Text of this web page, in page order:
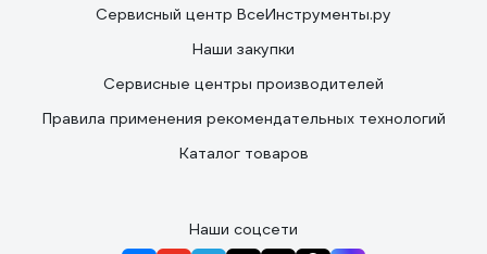
Сервисный центр ВсеИнструменты.ру
Наши закупки
Сервисные центры производителей
Правила применения рекомендательных технологий
Каталог товаров
Наши соцсети